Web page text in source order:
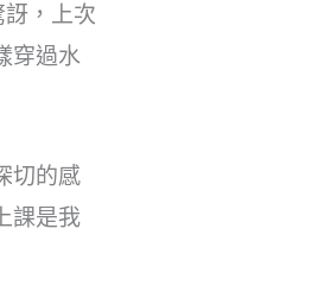
，上次
穿過水
切的感
課是我